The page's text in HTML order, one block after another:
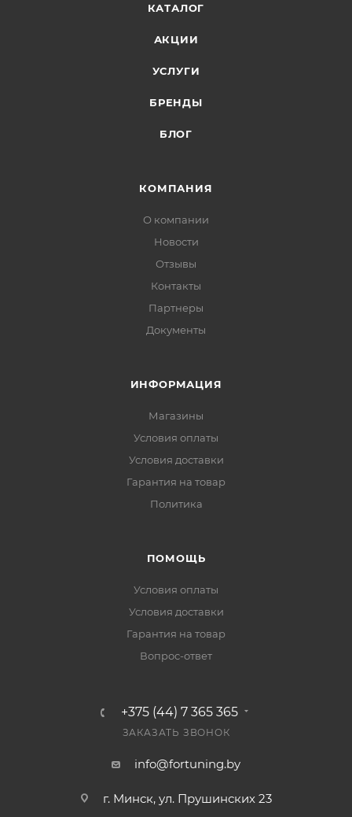
КАТАЛОГ
АКЦИИ
УСЛУГИ
БРЕНДЫ
БЛОГ
КОМПАНИЯ
О компании
Новости
Отзывы
Контакты
Партнеры
Документы
ИНФОРМАЦИЯ
Магазины
Условия оплаты
Условия доставки
Гарантия на товар
Политика
ПОМОЩЬ
Условия оплаты
Условия доставки
Гарантия на товар
Вопрос-ответ
+375 (44) 7 365 365
ЗАКАЗАТЬ ЗВОНОК
info@fortuning.by
г. Минск, ул. Прушинских 23